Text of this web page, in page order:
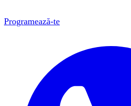
Programează-te